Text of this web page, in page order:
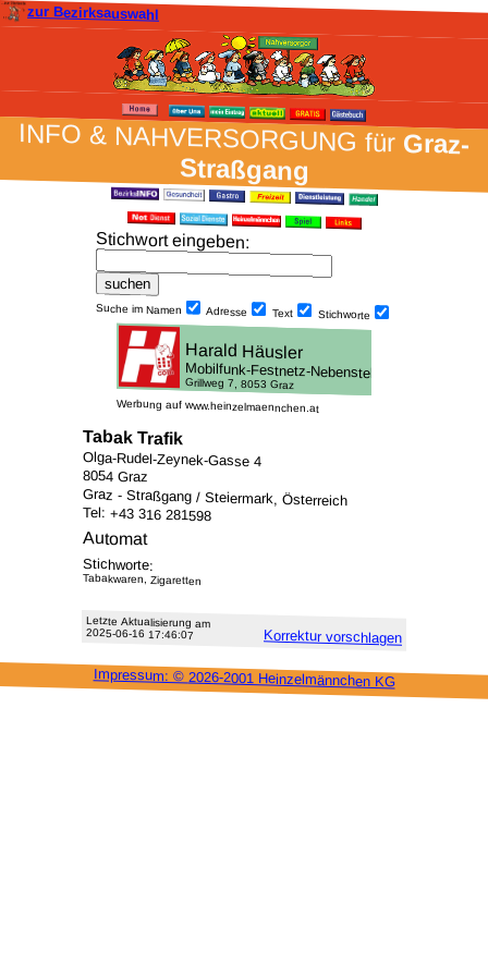
zur Bezirksauswahl
INFO & NAH­VER­SORG­UNG fürGraz-
Straßgang
Stich­wort ein­geben:
Suche im Namen Adresse Text Stich­worte
Werbung auf www.heinzelmaennchen.at
Tabak Trafik
Olga-Rudel-Zeynek-Gasse 4
8054 Graz
Graz - Straßgang / Steiermark, Österreich
Tel: +43 316 281598
Automat
Stichworte:
Tabakwaren, Zigaretten
Letzte Aktu­alisie­rung am
2025-06-16 17:46:07 Korrektur vor­schlagen
Impressum: © 2026-2001 Heinzel­männchen KG